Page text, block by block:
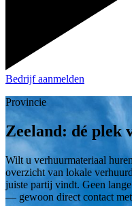
Bedrijf aanmelden
Provincie
Zeeland: dé plek
Wilt u verhuurmateriaal
overzicht van lokale
juiste partij vindt. Geen
— gewoon direct contact